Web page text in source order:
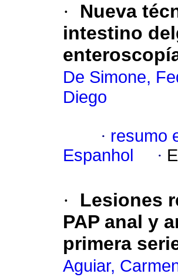
·
Nueva
intestino
De Simone,
Diego
· resumo
Espanhol
·
·
Lesiones
PAP anal y
primera
Aguiar,